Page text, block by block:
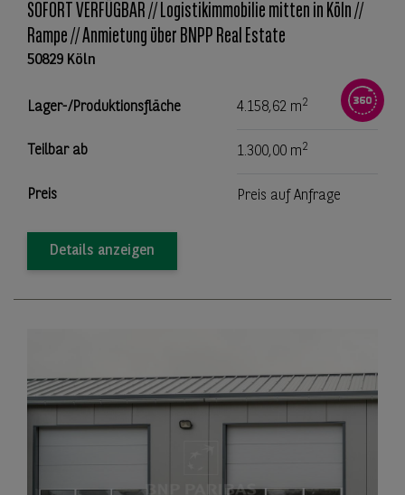
SOFORT VERFÜGBAR // Logistikimmobilie mitten in Köln //
Rampe // Anmietung über BNPP Real Estate
50829 Köln
Lager-/Produktionsfläche 4.158,62 m2
Teilbar ab 1.300,00 m2
Preis Preis auf Anfrage
Details anzeigen